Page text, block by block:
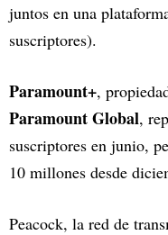
juntos en una
suscriptores).
Paramount+,
Paramount Global,
suscriptores en junio,
10 millones desde
Peacock, la red de